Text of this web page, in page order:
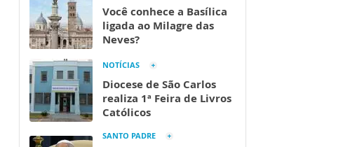
Você conhece a Basílica
ligada ao Milagre das
Neves?
NOTÍCIAS
Diocese de São Carlos
realiza 1ª Feira de Livros
Católicos
SANTO PADRE